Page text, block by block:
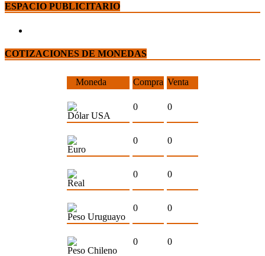
ESPACIO PUBLICITARIO
COTIZACIONES DE MONEDAS
Moneda Compra Venta
Dólar USA
0 0
Euro
0 0
Real
0 0
Peso Uruguayo
0 0
Peso Chileno
0 0